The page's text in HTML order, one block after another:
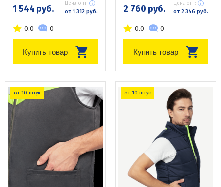
1 544 руб. Цена опт:
от 1 312 руб.
0.0 0
Купить товар
2 760 руб. Цена опт:
от 2 346 руб.
0.0 0
Купить товар
от 10 штук от 10 штук